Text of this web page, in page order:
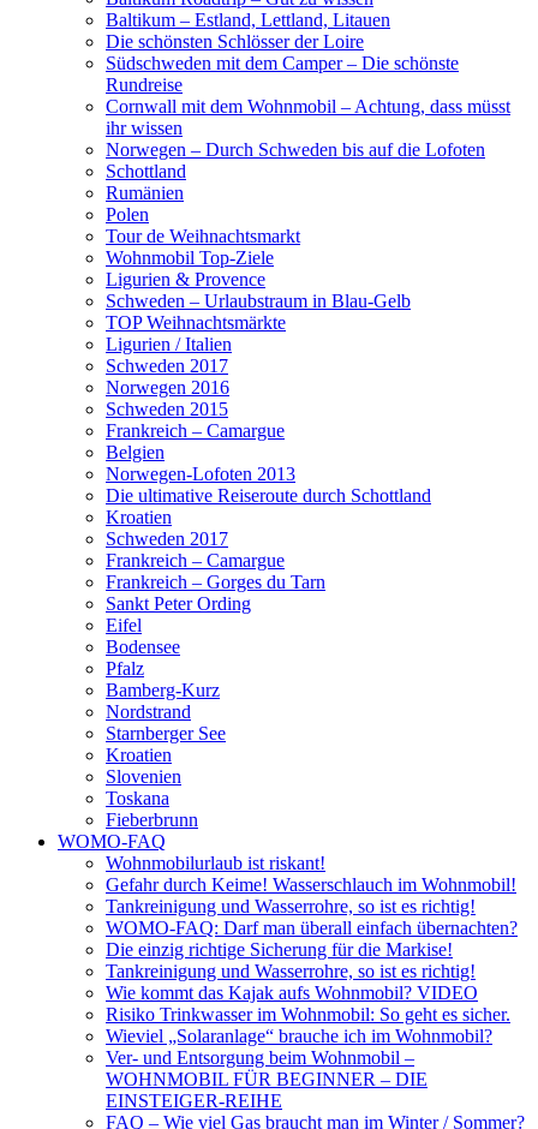
Baltikum – Estland, Lettland, Litauen
Die schönsten Schlösser der Loire
Südschweden mit dem Camper – Die schönste
Rundreise
Cornwall mit dem Wohnmobil – Achtung, dass müsst
ihr wissen
Norwegen – Durch Schweden bis auf die Lofoten
Schottland
Rumänien
Polen
Tour de Weihnachtsmarkt
Wohnmobil Top-Ziele
Ligurien & Provence
Schweden – Urlaubstraum in Blau-Gelb
TOP Weihnachtsmärkte
Ligurien / Italien
Schweden 2017
Norwegen 2016
Schweden 2015
Frankreich – Camargue
Belgien
Norwegen-Lofoten 2013
Die ultimative Reiseroute durch Schottland
Kroatien
Schweden 2017
Frankreich – Camargue
Frankreich – Gorges du Tarn
Sankt Peter Ording
Eifel
Bodensee
Pfalz
Bamberg-Kurz
Nordstrand
Starnberger See
Kroatien
Slovenien
Toskana
Fieberbrunn
WOMO-FAQ
Wohnmobilurlaub ist riskant!
Gefahr durch Keime! Wasserschlauch im Wohnmobil!
Tankreinigung und Wasserrohre, so ist es richtig!
WOMO-FAQ: Darf man überall einfach übernachten?
Die einzig richtige Sicherung für die Markise!
Tankreinigung und Wasserrohre, so ist es richtig!
Wie kommt das Kajak aufs Wohnmobil? VIDEO
Risiko Trinkwasser im Wohnmobil: So geht es sicher.
Wieviel „Solaranlage“ brauche ich im Wohnmobil?
Ver- und Entsorgung beim Wohnmobil –
WOHNMOBIL FÜR BEGINNER – DIE
EINSTEIGER-REIHE
FAQ – Wie viel Gas braucht man im Winter / Sommer?